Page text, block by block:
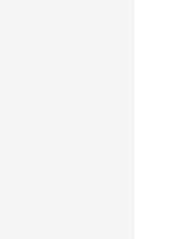
Richardin, César Domboy, Yveline Hamon,